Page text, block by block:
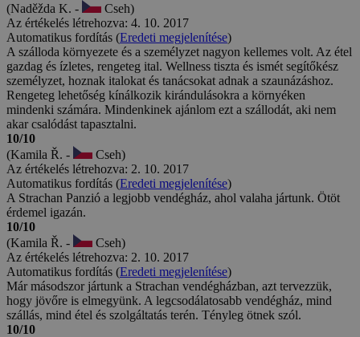
(Naděžda K. -
Cseh)
Az értékelés létrehozva: 4. 10. 2017
Automatikus fordítás (Eredeti megjelenítése)
A szálloda környezete és a személyzet nagyon kellemes volt. Az étel
gazdag és ízletes, rengeteg ital. Wellness tiszta és ismét segítőkész
személyzet, hoznak italokat és tanácsokat adnak a szaunázáshoz.
Rengeteg lehetőség kínálkozik kirándulásokra a környéken
mindenki számára. Mindenkinek ajánlom ezt a szállodát, aki nem
akar csalódást tapasztalni.
10/10
(Kamila Ř. -
Cseh)
Az értékelés létrehozva: 2. 10. 2017
Automatikus fordítás (Eredeti megjelenítése)
A Strachan Panzió a legjobb vendégház, ahol valaha jártunk. Ötöt
érdemel igazán.
10/10
(Kamila Ř. -
Cseh)
Az értékelés létrehozva: 2. 10. 2017
Automatikus fordítás (Eredeti megjelenítése)
Már másodszor jártunk a Strachan vendégházban, azt tervezzük,
hogy jövőre is elmegyünk. A legcsodálatosabb vendégház, mind
szállás, mind étel és szolgáltatás terén. Tényleg ötnek szól.
10/10